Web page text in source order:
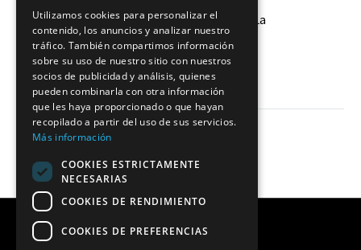
El Fedes Ascensores Ciudad de La
Laguna se queda corto ante las
líderes
Pese a demostrar su potencial, el
Club Voleibol Leganés vence 3-1 a
las aurinegras
03 Dic 2023
Utilizamos cookies para personalizar el
contenido, los anuncios y analizar nuestro
tráfico. También compartimos información
sobre su uso de nuestro sitio con nuestros
socios de publicidad y análisis, quienes
pueden combinarla con otra información
que les haya proporcionado o que hayan
recopilado a partir del uso de sus servicios.
Más información
COOKIES ESTRICTAMENTE
NECESARIAS
COOKIES DE RENDIMIENTO
COOKIES DE PREFERENCIAS